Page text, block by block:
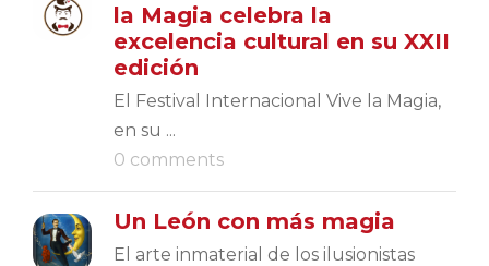
la Magia celebra la
excelencia cultural en su XXII
edición
El Festival Internacional Vive la Magia,
en su ...
0 comments
Un León con más magia
El arte inmaterial de los ilusionistas